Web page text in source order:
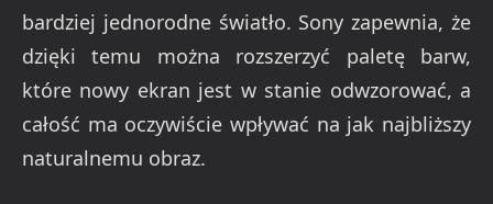
bardziej jednorodne światło. Sony zapewnia, że
dzięki temu można rozszerzyć paletę barw,
które nowy ekran jest w stanie odwzorować, a
całość ma oczywiście wpływać na jak najbliższy
naturalnemu obraz.